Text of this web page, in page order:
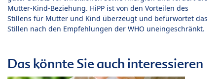
Mutter-Kind-Beziehung. HiPP ist von den Vorteilen des
Stillens für Mutter und Kind überzeugt und befürwortet das
Stillen nach den Empfehlungen der WHO uneingeschränkt.
Das könnte Sie auch interessieren